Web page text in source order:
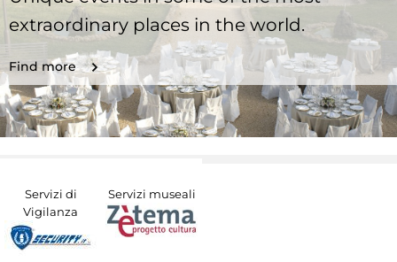
extraordinary places in the world.
Find more
Servizi di
Vigilanza
Servizi museali